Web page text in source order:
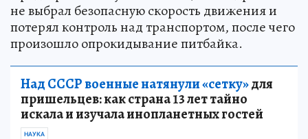
не выбрал безопасную скорость движения и
потерял контроль над транспортом, после чего
произошло опрокидывание питбайка.
Над СССР военные натянули «сетку»для
пришельцев: как страна 13 лет тайно
искала и изучала инопланетных гостей
НАУКА